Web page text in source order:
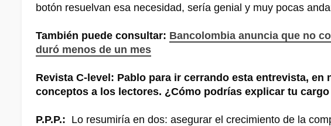
botón resuelvan esa necesidad, sería genial y muy pocas
También puede consultar: Bancolombia anuncia que no
duró menos de un mes
Revista C-level: Pablo para ir cerrando esta entrevista,
conceptos a los lectores. ¿Cómo podrías explicar tu
P.P.P.: Lo resumiría en dos: asegurar el crecimiento de la